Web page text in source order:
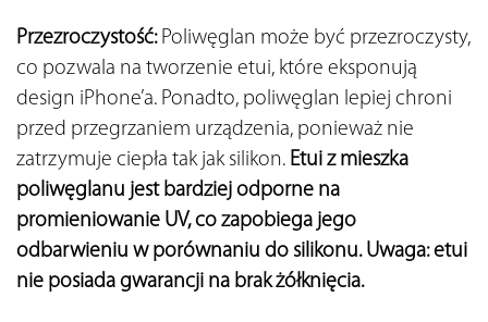
Przezroczystość: Poliwęglan może być przezroczysty,
co pozwala na tworzenie etui, które eksponują
design iPhone’a. Ponadto, poliwęglan lepiej chroni
przed przegrzaniem urządzenia, ponieważ nie
zatrzymuje ciepła tak jak silikon. Etui z mieszka
poliwęglanu jest bardziej odporne na
promieniowanie UV, co zapobiega jego
odbarwieniu w porównaniu do silikonu. Uwaga: etui
nie posiada gwarancji na brak żółknięcia.